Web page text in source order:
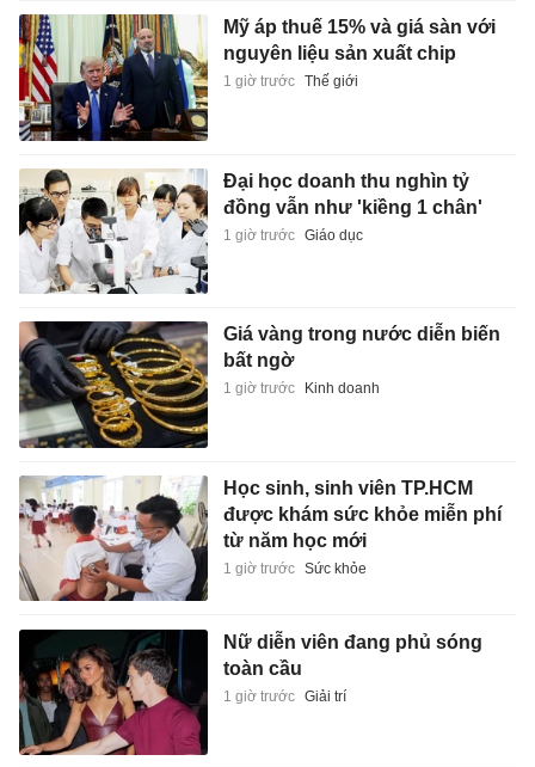
Mỹ áp thuế 15% và giá sàn với
nguyên liệu sản xuất chip
1 giờ trước Thế giới
Đại học doanh thu nghìn tỷ
đồng vẫn như 'kiềng 1 chân'
1 giờ trước Giáo dục
Giá vàng trong nước diễn biến
bất ngờ
1 giờ trước Kinh doanh
Học sinh, sinh viên TP.HCM
được khám sức khỏe miễn phí
từ năm học mới
1 giờ trước Sức khỏe
Nữ diễn viên đang phủ sóng
toàn cầu
1 giờ trước Giải trí